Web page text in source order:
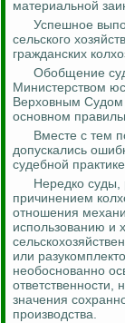
материальной
Успешное
сельского
гражданских
Обобщение
Министерством
Верховным Судом
основном
Вместе с тем
допускались
судебной
Нередко суды,
причинением
отношения
использованию и
или
необоснованно
ответственности,
значения
производства.